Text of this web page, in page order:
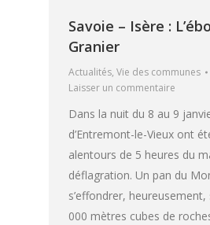
Savoie – Isère :
Granier
Actualités, Vie des communes
Laisser un commentaire
Dans la nuit du 8 au 9
d’Entremont-le-Vieux ont
alentours de 5 heures du
déflagration. Un pan du
s’effondrer,
000 mètres cubes de